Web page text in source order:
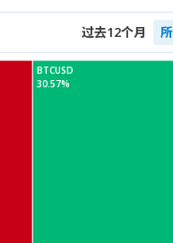
过去12个月
BTCUSD
30.57%